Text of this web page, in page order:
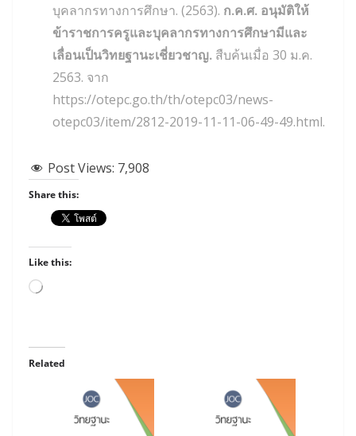
บุคลากรทางการศึกษา. (2563). ก.ค.ศ. อนุมัติให้
ข้าราชการครูและบุคลากรทางการศึกษามีและ
เลื่อนเป็นวิทยฐานะเชี่ยวชาญ. สืบค้นเมื่อ 30 ม.ค.
2563. จาก
https://otepc.go.th/th/otepc03/news-
otepc03/item/2812-2019-11-11-06-49-49.html.
Post Views: 7,908
Share this:
Like this:
Loading…
Related